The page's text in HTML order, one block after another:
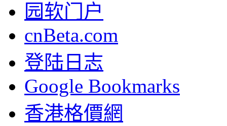
园软门户
cnBeta.com
登陆日志
Google Bookmarks
香港格價網